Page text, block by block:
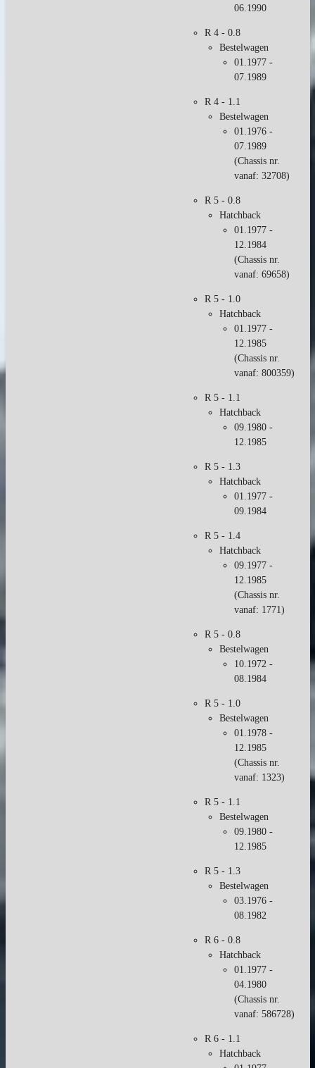
06.1990
R 4 - 0.8
Bestelwagen
01.1977 -
07.1989
R 4 - 1.1
Bestelwagen
01.1976 -
07.1989
(Chassis nr.
vanaf: 32708)
R 5 - 0.8
Hatchback
01.1977 -
12.1984
(Chassis nr.
vanaf: 69658)
R 5 - 1.0
Hatchback
01.1977 -
12.1985
(Chassis nr.
vanaf: 800359)
R 5 - 1.1
Hatchback
09.1980 -
12.1985
R 5 - 1.3
Hatchback
01.1977 -
09.1984
R 5 - 1.4
Hatchback
09.1977 -
12.1985
(Chassis nr.
vanaf: 1771)
R 5 - 0.8
Bestelwagen
10.1972 -
08.1984
R 5 - 1.0
Bestelwagen
01.1978 -
12.1985
(Chassis nr.
vanaf: 1323)
R 5 - 1.1
Bestelwagen
09.1980 -
12.1985
R 5 - 1.3
Bestelwagen
03.1976 -
08.1982
R 6 - 0.8
Hatchback
01.1977 -
04.1980
(Chassis nr.
vanaf: 586728)
R 6 - 1.1
Hatchback